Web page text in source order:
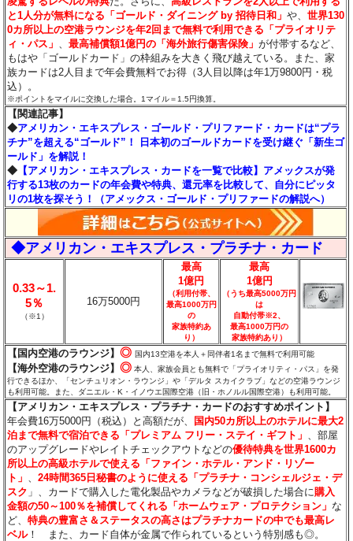
と1人分が無料になる「ゴールド・ダイニング by 招待日和」や、世界130
0カ所以上の空港ラウンジを年2回まで無料で利用できる「プライオリテ
ィ・パス」
、最高補償額1億円の「海外旅行傷害保険」が付帯するなど、
もはや「ゴールドカード」の枠組みを大きく飛び越えている。また、家
族カードは2人目まで年会費無料でお得（3人目以降は年1万9800円・税
込）。
※ポイントをマイルに交換した場合。1マイル＝1.5円換算。
【関連記事】
◆アメリカン・エキスプレス・ゴールド・プリファード・カードは“プラ
チナ”を超える“ゴールド”！ 日本初のゴールドカードを受け継ぐ「新生ゴ
ールド」を解説！
◆ 【アメリカン・エキスプレス・カードを一覧で比較】アメックスが発
行する13枚のカードの年会費や特典、還元率を比較して、自分にピッタ
リの1枚を探そう！（アメックス・ゴールド・プリファードの解説へ）
◆アメリカン・エキスプレス・プラチナ・カード
0.33～1.
5％
（※1）
16万5000円
最高
1億円
（利用付帯、
最高1000万円
の
家族特約あ
り ）
最高
1億円
（うち最高5000万円
は
自動付帯※2、
最高1000万円の
家族特約あり）
【国内空港のラウンジ】◎国内13空港を本人＋同伴者1名まで無料で利用可能
【海外空港のラウンジ】◎ 本人、家族会員とも無料で「プライオリティ・パス」を発
行できるほか、「センチュリオン・ラウンジ」や「デルタ スカイクラブ」などの空港ラウンジ
も利用可能。
また、ダニエル・K・イノウエ国際空港（旧・ホノルル国際空港）も利用可能。
【アメリカン・エキスプレス・プラチナ・カードのおすすめポイント】
年会費16万5000円（税込）と高額だが、 国内50カ所以上のホテルに最大2
泊まで無料で宿泊できる「プレミアム フリー・ステイ・ギフト」
、部屋
のアップグレードやレイトチェックアウトなどの優待特典を世界1600カ
所以上の高級ホテルで使える「ファイン・ホテル・アンド・リゾー
ト」
、24時間365日秘書のように使える「プラチナ・コンシェルジェ・デ
スク 」、カードで購入した電化製品やカメラなどが破損した場合に購入
金額の50～100％を補償してくれる「ホームウェア・プロテクション」 な
ど、特典の豊富さ＆ステータスの高さはプラチナカードの中でも最高レ
ベル！ また、カード自体が金属で作られているという特別感も◎。